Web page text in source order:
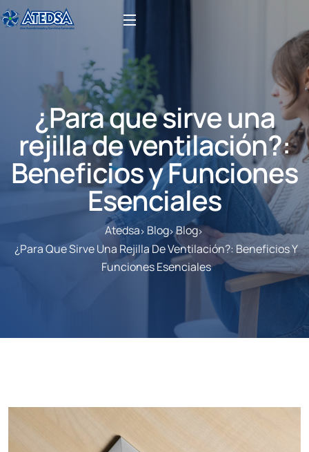
¿Para que sirve una
rejilla de ventilación?:
Beneficios y Funciones
Esenciales
Atedsa Blog Blog
¿Para Que Sirve Una Rejilla De Ventilación?: Beneficios Y
Funciones Esenciales